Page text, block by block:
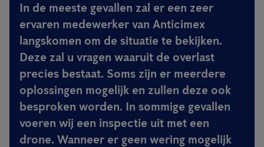
In de meeste gevallen zal er een zeer
ervaren medewerker van Anticimex
langskomen om de situatie te bekijken.
Deze zal u vragen waaruit de overlast
precies bestaat. Soms zijn er meerdere
oplossingen mogelijk en zullen deze ook
besproken worden. In sommige gevallen
voeren wij een inspectie uit met een
drone. Wanneer er geen wering mogelijk